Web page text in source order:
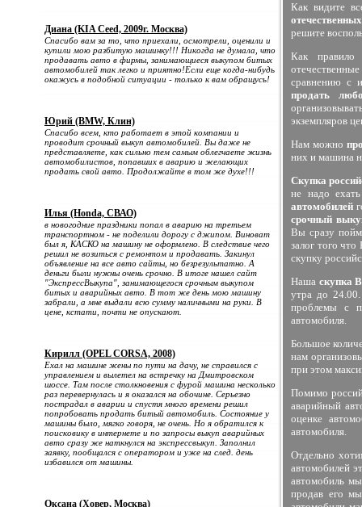
Диана (KIA Ceed, 2009г. Москва)
Спасибо вам за то, что приехали, осмотрели, оценили и
купили мою разбитую машинку!!! Никогда не думала, что
продавать авто в фирмы, занимающиеся выкупом битых
автомобилей так легко и приятно!Если еще когда-нибудь
окажусь в подобной ситуации - только к вам обращусь!
Юрий (BMW, Клин)
Спасибо всем, кто работает в этой компании и
проводит срочный выкуп автомобилей. Вы даже не
представляете, как сильно тем самым облегчаете жизнь
автомобилистов, попавших в аварию и желающих
продать свой авто. Продолжайте в том же духе!!!
Илья (Honda, СВАО)
в новогодние праздники попал в аварию на третьем
транспортном - не поделили дорогу с джипом. Виноват
был я, КАСКО на машину не оформлено. В следствие чего
решил не возиться с ремонтом и продавать. Закинул
объявление на все авто сайты, но безрезультатно. А
деньги были нужны очень срочно. В итоге нашел сайт
"ЭкспрессВыкупа", занимающегося срочным выкупом
битых и аварийных авто. В тот же день мою машину
забрали, а мне выдали всю сумму наличными на руки. В
цене, кстати, почти не опускают.
Кирилл (OPEL CORSA, 2008)
Ехал на машине жены по пути на дачу, не справился с
управлением и вылетел на встречку на Дмитровском
шоссе. Там после столкновения с фурой машина несколько
раз перевернулась и я оказался на обочине. Серьезно
пострадал в аварии и спустя много времени решил
попробовать продать битый автомобиль. Состояние у
машины было, мягко говоря, не очень. Но я обратился к
поисковику в интернете и по запросы выкуп аварийных
авто сразу же наткнулся на экспрессвыкуп. Заполнил
заявку, пообщался с оператором и уже на след. день
избавился от машины.
Оксана (Ховер, Москва)
Как видите
решите
Как
сравнению с
продать
экземпляров
Нам можно
них и машина
Скупка
не надо
автомобилей
срочный
Вы сразу
залог того
скупку
Наша скупка
утра до
проблемы с
автомобиля.
Большое
нам
при этом
Помимо
аварийный
оценке
автомобиля.
Отдельно
автомобилей
автомобиль
продав его